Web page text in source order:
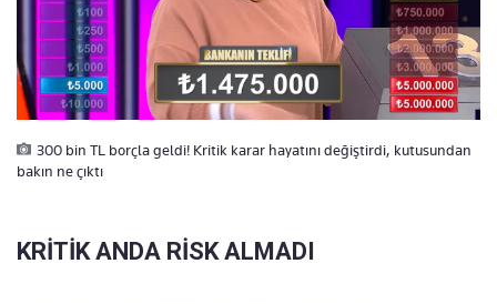
300 bin TL borçla geldi! Kritik karar hayatını değiştirdi, kutusundan
bakın ne çıktı
KRİTİK ANDA RİSK ALMADI